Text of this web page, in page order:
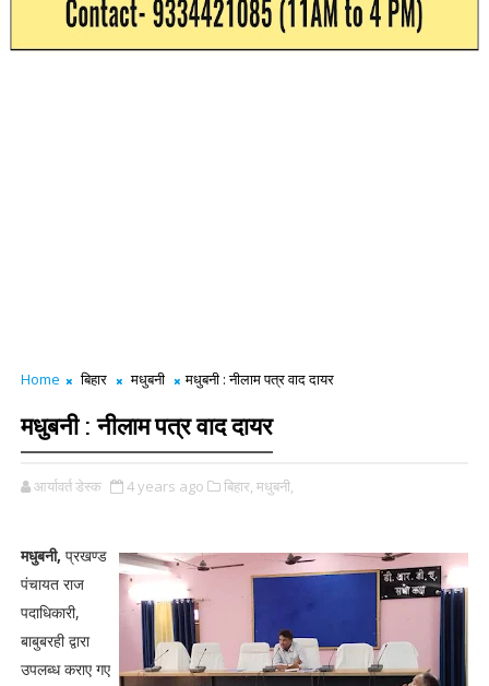
Home बिहार मधुबनी मधुबनी : नीलाम पत्र वाद दायर
मधुबनी : नीलाम पत्र वाद दायर
आर्यावर्त डेस्क 4 years ago बिहार, मधुबनी,
मधुबनी, प्रखण्ड
पंचायत राज
पदाधिकारी,
बाबुबरही द्वारा
उपलब्ध कराए गए